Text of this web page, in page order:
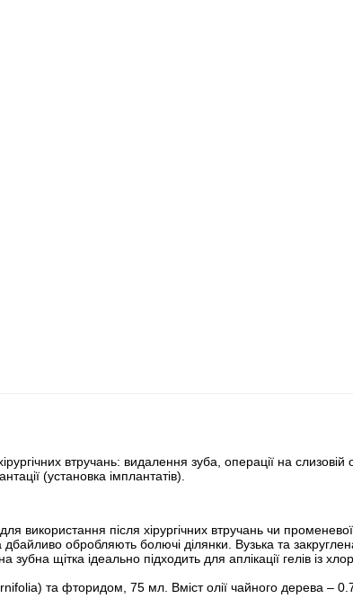
втручань: видалення зуба, операції на
(установка імплантатів).
використання після хірургічних втручань чи
обробляють болючі ділянки. Вузька та
зубна щітка ідеально підходить для аплікації гелів із
та фторидом, 75 мл. Вміст олії чайного дерева –